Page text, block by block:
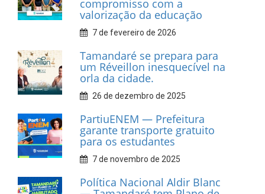
Car Service
10 de fevereiro de 2026
Dia do Frevo: patrimônio
cultural em movimento
9 de fevereiro de 2026
Prefeitura de Tamandaré
fortalece apoio aos
catadores de materiais
recicláveis
9 de fevereiro de 2026
Prefeitura de Tamandaré
reforça diálogo e